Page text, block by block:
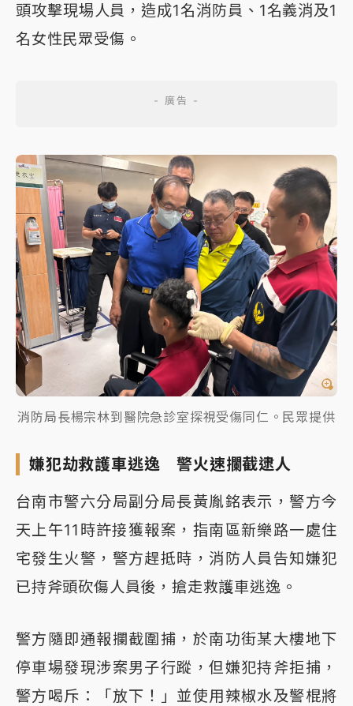
頭攻擊現場人員，造成1名消防員、1名義消及1
名女性民眾受傷。
消防局長楊宗林到醫院急診室探視受傷同仁。民眾提供
嫌犯劫救護車逃逸 警火速攔截逮人
台南市警六分局副分局長黃胤銘表示，警方今
天上午11時許接獲報案，指南區新樂路一處住
宅發生火警，警方趕抵時，消防人員告知嫌犯
已持斧頭砍傷人員後，搶走救護車逃逸。
警方隨即通報攔截圍捕，於南功街某大樓地下
停車場發現涉案男子行蹤，但嫌犯持斧拒捕，
警方喝斥：「放下！」並使用辣椒水及警棍將